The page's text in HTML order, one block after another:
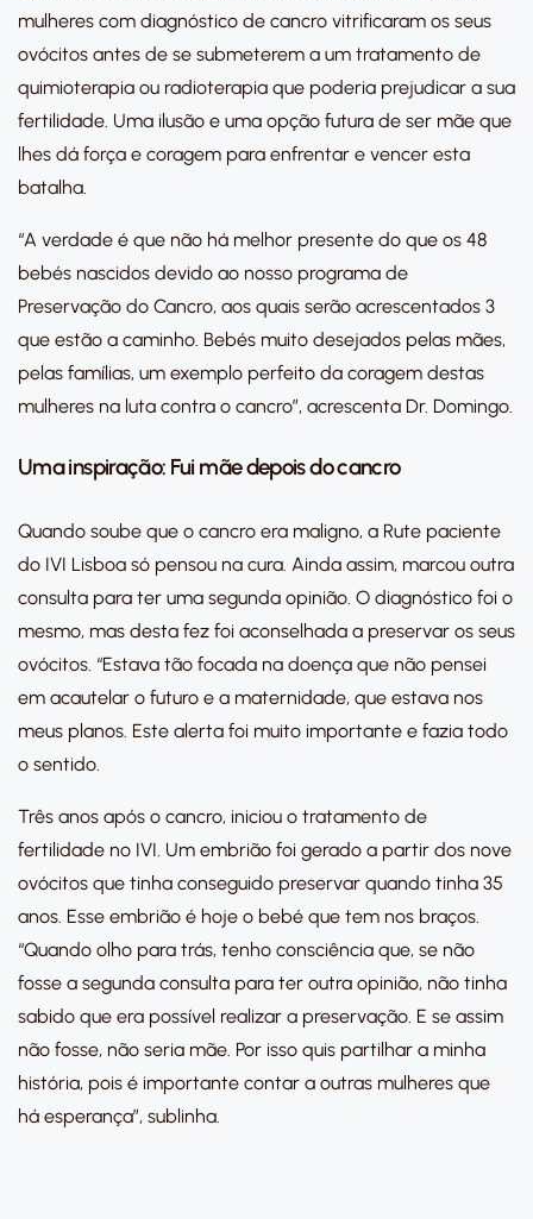
mulheres com diagnóstico de cancro vitrificaram os seus
ovócitos antes de se submeterem a um tratamento de
quimioterapia ou radioterapia que poderia prejudicar a sua
fertilidade. Uma ilusão e uma opção futura de ser mãe que
lhes dá força e coragem para enfrentar e vencer esta
batalha.
“A verdade é que não há melhor presente do que os 48
bebés nascidos devido ao nosso programa de
Preservação do Cancro, aos quais serão acrescentados 3
que estão a caminho. Bebés muito desejados pelas mães,
pelas famílias, um exemplo perfeito da coragem destas
mulheres na luta contra o cancro”, acrescenta Dr. Domingo.
Uma inspiração: Fui mãe depois do cancro
Quando soube que o cancro era maligno, a Rute paciente
do IVI Lisboa só pensou na cura. Ainda assim, marcou outra
consulta para ter uma segunda opinião. O diagnóstico foi o
mesmo, mas desta fez foi aconselhada a preservar os seus
ovócitos. “Estava tão focada na doença que não pensei
em acautelar o futuro e a maternidade, que estava nos
meus planos. Este alerta foi muito importante e fazia todo
o sentido.
Três anos após o cancro, iniciou o tratamento de
fertilidade no IVI. Um embrião foi gerado a partir dos nove
ovócitos que tinha conseguido preservar quando tinha 35
anos. Esse embrião é hoje o bebé que tem nos braços.
“Quando olho para trás, tenho consciência que, se não
fosse a segunda consulta para ter outra opinião, não tinha
sabido que era possível realizar a preservação. E se assim
não fosse, não seria mãe. Por isso quis partilhar a minha
história, pois é importante contar a outras mulheres que
há esperança”, sublinha.